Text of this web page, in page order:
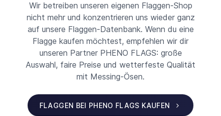
Wir betreiben unseren eigenen Flaggen-Shop
nicht mehr und konzentrieren uns wieder ganz
auf unsere Flaggen-Datenbank. Wenn du eine
Flagge kaufen möchtest, empfehlen wir dir
unseren Partner PHENO FLAGS: große
Auswahl, faire Preise und wetterfeste Qualität
mit Messing-Ösen.
FLAGGEN BEI PHENO FLAGS KAUFEN